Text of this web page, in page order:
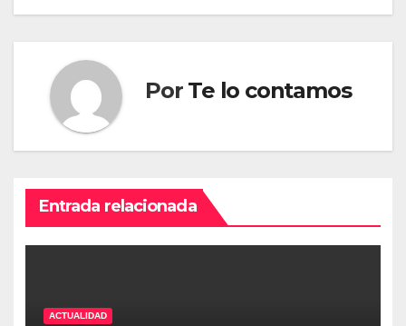
Por Te lo contamos
Entrada relacionada
ACTUALIDAD